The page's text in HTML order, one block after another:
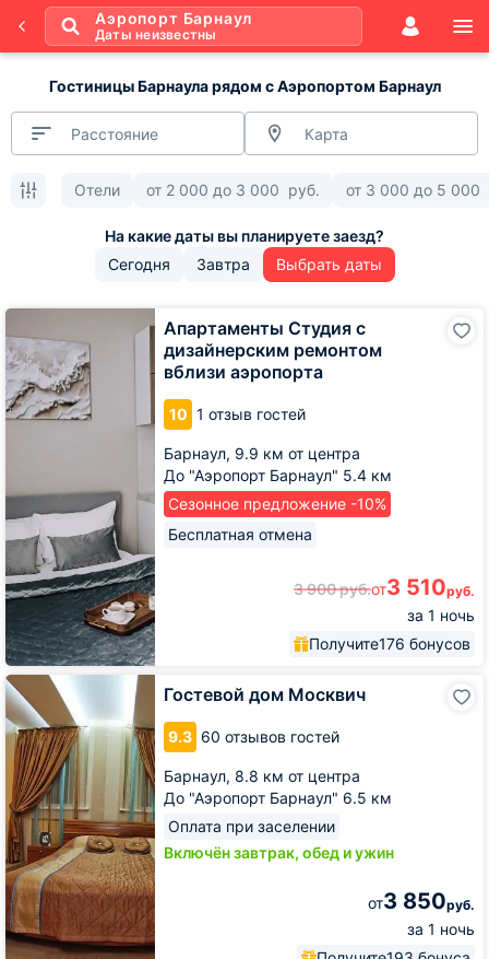
Аэропорт Барнаул
Даты неизвестны
Гостиницы Барнаула рядом с Аэропортом Барнаул
Расстояние Карта
Отели от 2 000 до 3 000 руб. от 3 000 до 5 000
Сегодня Завтра Выбрать даты
Апартаменты Студия с
дизайнерским ремонтом
вблизи аэропорта
10 1 отзыв гостей
Барнаул, 9.9 км от центра
До "Аэропорт Барнаул" 5.4 км
Сезонное предложение -10%
Бесплатная отмена
3 900руб.от3 510руб.
за 1 ночь
Получите176 бонусов
Апартаменты
Студия
с
дизайнерским
ремонтом
вблизи
Гостевой дом Москвич
9.3 60 отзывов гостей
Барнаул, 8.8 км от центра
До "Аэропорт Барнаул" 6.5 км
Оплата при заселении
Включён завтрак, обед и ужин
от3 850руб.
за 1 ночь
Гостевой
дом
Москвич